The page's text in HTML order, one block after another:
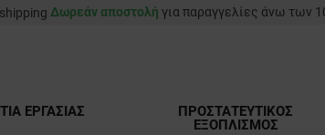
Δωρεάν αποστολή για παραγγελίες άνω των
ΕΡΓΑΣΙΑΣ
ΠΡΟΣΤΑΤΕΥΤΙΚΟΣ
ΕΞΟΠΛΙΣΜΟΣ